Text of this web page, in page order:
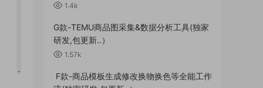
1.4k
G款-TEMU商品图采集&数据分析工具(独家
研发,包更新..）
1.57k
F款-商品模板生成修改换物换色等全能工作